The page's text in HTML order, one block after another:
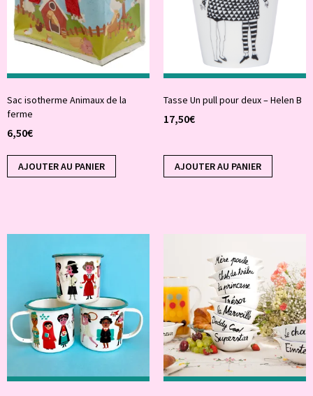
Sac isotherme Animaux de la
ferme
6,50€
AJOUTER AU PANIER
Tasse Un pull pour deux – Helen B
17,50€
AJOUTER AU PANIER